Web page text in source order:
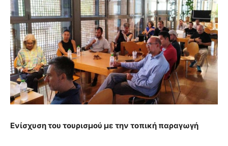
Ενίσχυση του τουρισμού με την τοπική παραγωγή